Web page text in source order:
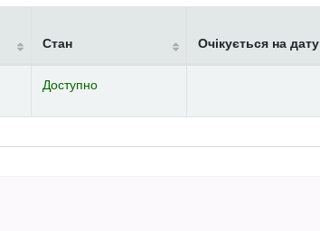
Стан Очікується на дату
Доступно